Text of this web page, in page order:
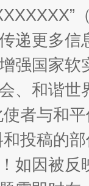
除
递更多
强国家
、和谐
者与和
投稿的
如因被